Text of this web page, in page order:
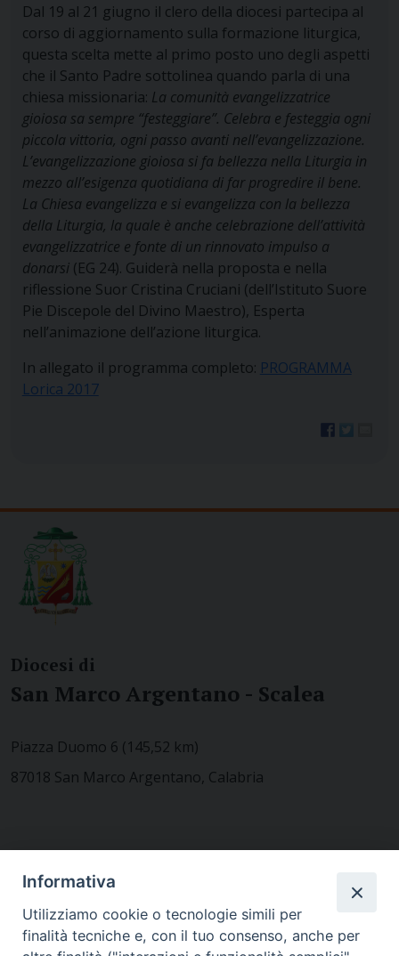
Dal 19 al 21 giugno il clero della diocesi partecipa al
corso di aggiornamento sulla formazione liturgica,
questa scelta mette al primo posto uno degli aspetti
che il Santo Padre sottolinea quando parla di una
chiesa missionaria: La comunità evangelizzatrice
gioiosa sa sempre “festeggiare”. Celebra e festeggia ogni
piccola vittoria, ogni passo avanti nell’evangelizzazione.
L’evangelizzazione gioiosa si fa bellezza nella Liturgia in
mezzo all’esigenza quotidiana di far progredire il bene.
La Chiesa evangelizza e si evangelizza con la bellezza
della Liturgia, la quale è anche celebrazione dell’attività
evangelizzatrice e fonte di un rinnovato impulso a
donarsi(EG 24). Guiderà nella proposta e nella
riflessione Suor Cristina Cruciani (dell’Istituto Suore
Pie Discepole del Divino Maestro), Esperta
nell’animazione dell’azione liturgica.
In allegato il programma completo: PROGRAMMA
Lorica 2017
Diocesi di
San Marco Argentano - Scalea
Piazza Duomo 6 (145,52 km)
87018 San Marco Argentano, Calabria
MODULISTICA
Informativa
Utilizziamo cookie o tecnologie simili per
finalità tecniche e, con il tuo consenso, anche per